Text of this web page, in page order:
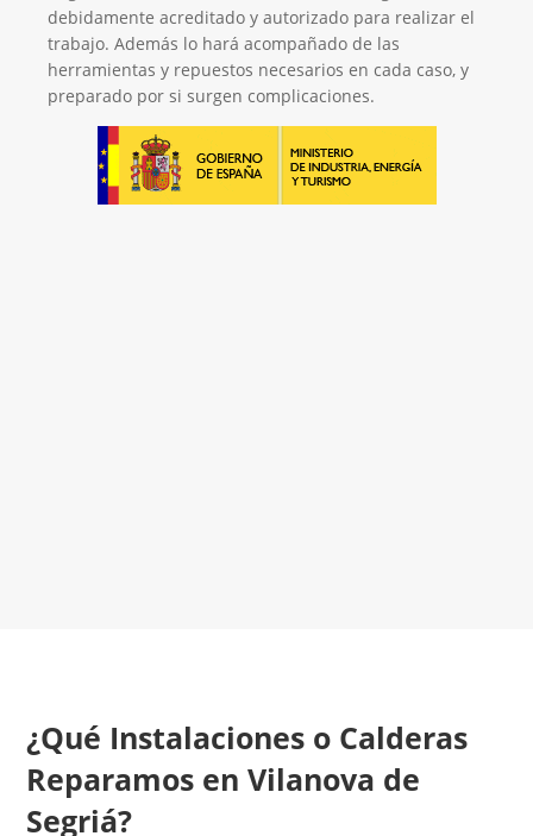
debidamente acreditado y autorizado para realizar el
trabajo. Además lo hará acompañado de las
herramientas y repuestos necesarios en cada caso, y
preparado por si surgen complicaciones.
¿Qué Instalaciones o Calderas
Reparamos en Vilanova de
Segriá?